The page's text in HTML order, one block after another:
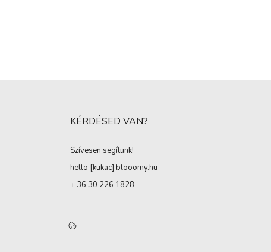
KÉRDÉSED VAN?
Szívesen segítünk!
hello [kukac] blooomy.hu
+ 36 30 226 1828